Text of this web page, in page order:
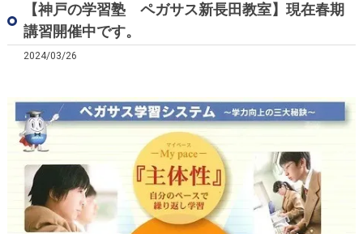
【神戸の学習塾 ペガサス新長田教室】現在春期
講習開催中です。
2024/03/26